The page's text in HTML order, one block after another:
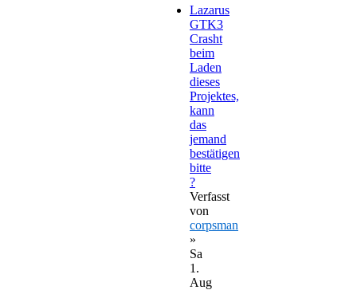
Lazarus
GTK3
Crasht
beim
Laden
dieses
Projektes,
kann
das
jemand
bestätigen
bitte
?
Verfasst
von
corpsman
»
Sa
1.
Aug